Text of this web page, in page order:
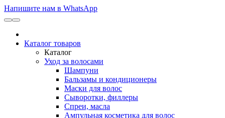
Напишите нам в WhatsApp
Каталог товаров
Каталог
Уход за волосами
Шампуни
Бальзамы и кондиционеры
Маски для волос
Сыворотки, филлеры
Спреи, масла
Ампульная косметика для волос